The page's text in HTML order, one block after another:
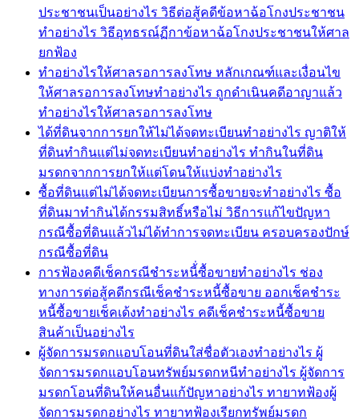
ประชาชนเป็นอย่างไร วิธีต่อสู้คดีข้อหาฉ้อโกงประชาชน
ทำอย่างไร วิธีอุทธรณ์ฏีกาข้อหาฉ้อโกงประชาชนให้ศาล
ยกฟ้อง
ทำอย่างไรให้ศาลรอการลงโทษ หลักเกณฑ์และเงื่อนไข
ให้ศาลรอการลงโทษทำอย่างไร ถูกดำเนินคดีอาญาแล้ว
ทำอย่างไรให้ศาลรอการลงโทษ
ได้ที่ดินจากการยกให้ไม่ได้จดทะเบียนทำอย่างไร ญาติให้
ที่ดินทำกินแต่ไม่จดทะเบียนทำอย่างไร ทำกินในที่ดิน
มรดกจากการยกให้แต่โดนให้แบ่งทำอย่างไร
ซื้อที่ดินแต่ไม่ได้จดทะเบียนการซื้อขายจะทำอย่างไร ซื้อ
ที่ดินมาทำกินได้กรรมสิทธิ์หรือไม่ วิธีการแก้ไขปัญหา
กรณีซื้อที่ดินแล้วไม่ได้ทำการจดทะเบียน ครอบครองปักษ์
กรณีซื้อที่ดิน
การฟ้องคดีเช็คกรณีชำระหนี้่ซื้อขายทำอย่างไร ช่อง
ทางการต่อสู้คดีกรณีเช็คชำระหนี้ซื้อขาย ออกเช็คชำระ
หนี้ซื้อขายเช็คเด้งทำอย่างไร คดีเช็คชำระหนี้ซื้อขาย
สินค้าเป็นอย่างไร
ผู้จัดการมรดกแอบโอนที่ดินใส่ชื่อตัวเองทำอย่างไร ผู้
จัดการมรดกแอบโอนทรัพย์มรดกหนีทำอย่างไร ผู้จัดการ
มรดกโอนที่ดินให้คนอื่นแก้ปัญหาอย่างไร ทายาทฟ้องผู้
จัดการมรดกอย่างไร ทายาทฟ้องเรียกทรัพย์มรดก